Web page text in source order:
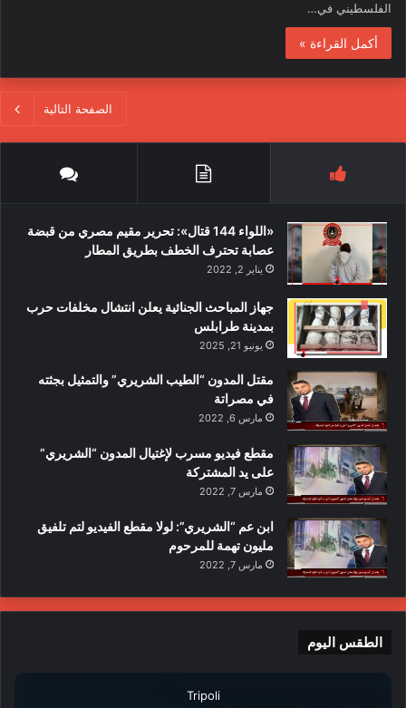
الفلسطيني في…
أكمل القراءة »
الصفحة التالية
«اللواء 144 قتال»: تحرير مقيم مصري من قبضة
عصابة تحترف الخطف بطريق المطار
يناير 2, 2022
جهاز المباحث الجنائية يعلن انتشال مخلفات حرب
بمدينة طرابلس
يونيو 21, 2025
مقتل المدون “الطيب الشريري” والتمثيل بجثته
في مصراتة
مارس 6, 2022
مقطع فيديو مسرب لإغتيال المدون “الشريري”
على يد المشتركة
مارس 7, 2022
ابن عم “الشريري”: لولا مقطع الفيديو لتم تلفيق
مليون تهمة للمرحوم
مارس 7, 2022
الطقس اليوم
Tripoli